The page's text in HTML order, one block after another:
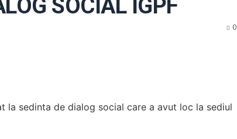
SOCIAL IGPF
0
la sedinta de dialog social care a avut loc la sediul